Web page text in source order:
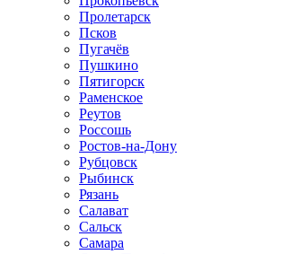
Пролетарск
Псков
Пугачёв
Пушкино
Пятигорск
Раменское
Реутов
Россошь
Ростов-на-Дону
Рубцовск
Рыбинск
Рязань
Салават
Сальск
Самара